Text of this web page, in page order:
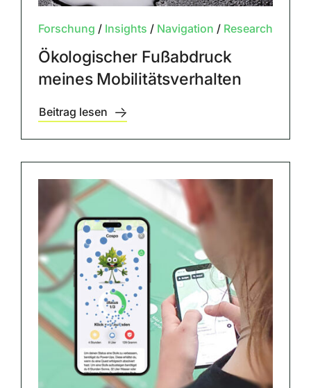
Forschung / Insights / Navigation / Research
Ökologischer Fußabdruck
meines Mobilitätsverhalten
Beitrag lesen